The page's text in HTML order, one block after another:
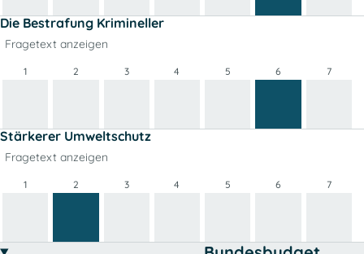
Die Bestrafung Krimineller
Fragetext anzeigen
1 2 3 4 5 6 7
Stärkerer Umweltschutz
Fragetext anzeigen
1 2 3 4 5 6 7